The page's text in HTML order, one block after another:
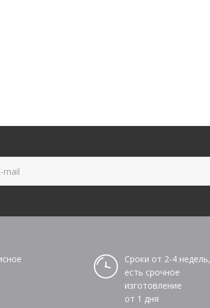
Сроки от 2-4 недель,
есть срочное
изготовление
от 1 дня